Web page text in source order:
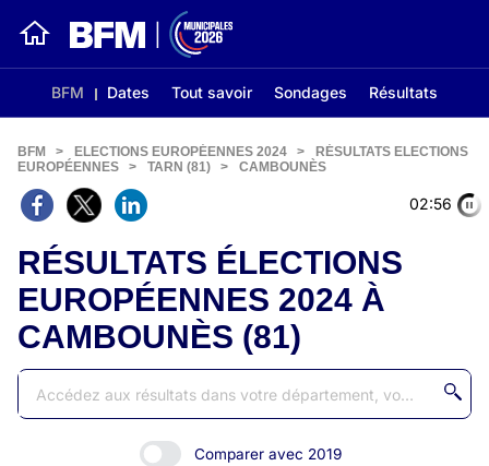
BFM Dates Tout savoir Sondages Résultats
02:56
BFM > ELECTIONS EUROPÉENNES 2024 >
RÉSULTATS ELECTIONS
EUROPÉENNES
> TARN (81) > CAMBOUNÈS
RÉSULTATS ÉLECTIONS
EUROPÉENNES 2024 À
CAMBOUNÈS (81)
Comparer avec 2019